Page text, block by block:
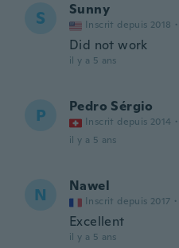
S Sunny
Inscrit depuis 2018 ·
Did not work
il y a 5 ans
P Pedro Sérgio
Inscrit depuis 2014 ·
il y a 5 ans
N Nawel
Inscrit depuis 2017 ·
Excellent
il y a 5 ans